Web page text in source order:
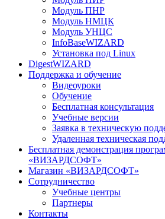
Модуль ПНР
Модуль НМЦК
Модуль УНЦС
InfoBaseWIZARD
Установка под Linux
DigestWIZARD
Поддержка и обучение
Видеоуроки
Обучение
Бесплатная консультация
Учебные версии
Заявка в техническую
Удаленная техническая
Бесплатная демонстрация
«ВИЗАРДСОФТ»
Магазин «ВИЗАРДСОФТ»
Сотрудничество
Учебные центры
Партнеры
Контакты